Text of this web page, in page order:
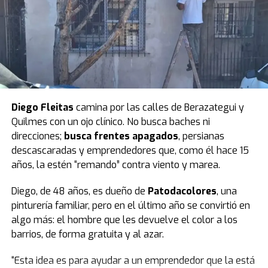
Estamos cambiando la historia de la Argentina”,
cerró la senadora.
Luego pidió un minuto de silencio por las víctimas e hizo
parar a todo el bloque. El peronismo observó y
Villarruel aclaró que ella no podía definir eso.
Finalmente, todos se pusieron de pie y se hizo silencio.
El peronismo se opuso desde el inicioy, además de
advertir que la ley se concentra en lo punitivo y no en la
protección de las infancias, remarcó que los fondos
presupuestados resultan insuficientes.
Según la norma,el presupuesto para un sistema que
reduce la edad de 16 a 14 años destina $23.700
millones a las provincias.
costo del metro cuadrado es de 3,2 millones de pesos.
Diego Fleitas camina por las calles de Berazategui y
Quilmes con un ojo clínico. No busca baches ni
direcciones; busca frentes apagados, persianas
descascaradas y emprendedores que, como él hace 15
años, la estén “remando” contra viento y marea.
Diego, de 48 años, es dueño de Patodacolores, una
pinturería familiar, pero en el último año se convirtió en
algo más: el hombre que les devuelve el color a los
barrios, de forma gratuita y al azar.
“Esta idea es para ayudar a un emprendedor que la está